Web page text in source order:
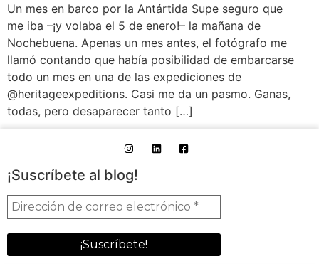
Un mes en barco por la Antártida Supe seguro que
me iba –¡y volaba el 5 de enero!– la mañana de
Nochebuena. Apenas un mes antes, el fotógrafo me
llamó contando que había posibilidad de embarcarse
todo un mes en una de las expediciones de
@heritageexpeditions. Casi me da un pasmo. Ganas,
todas, pero desaparecer tanto […]
¡Suscríbete al blog!